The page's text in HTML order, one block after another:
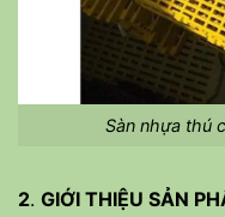
Sàn nhựa thú
2. GIỚI THIỆU SẢN